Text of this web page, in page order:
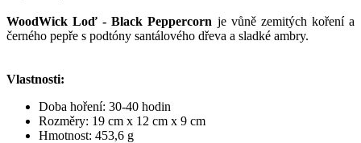
WoodWick Loď - Black Peppercorn je vůně zemitých koření a
černého pepře s podtóny santálového dřeva a sladké ambry.
Vlastnosti:
Doba hoření: 30-40 hodin
Rozměry: 19 cm x 12 cm x 9 cm
Hmotnost: 453,6 g